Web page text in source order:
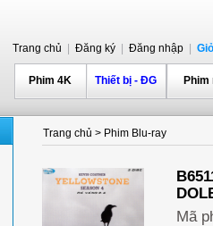
Trang chủ Đăng ký Đăng nhập
Phim 4K Thiết bị - ĐG
Trang chủ > Phim Blu-ray
Mã